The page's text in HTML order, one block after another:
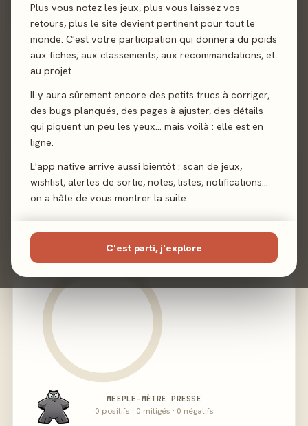
Plus vous notez les jeux, plus vous laissez vos
retours, plus le site devient pertinent pour tout le
monde. C'est votre participation qui donnera du poids
aux fiches, aux classements, aux recommandations, et
au projet.
Il y aura sûrement encore des petits trucs à corriger,
des bugs planqués, des pages à ajuster, des détails
qui piquent un peu les yeux… mais voilà : elle est en
ligne.
L'app native arrive aussi bientôt : scan de jeux,
wishlist, alertes de sortie, notes, listes, notifications…
on a hâte de vous montrer la suite.
C'est parti, j'explore
Sortie 3 juillet 2026
Auteur
Illustration Charlotte Faucon
Éditeur
MEEPLE-MÈTRE PRESSE
0 positifs · 0 mitigés · 0 négatifs